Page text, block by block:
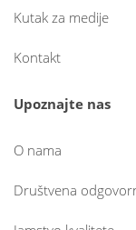
Kutak za medije
Kontakt
Upoznajte nas
O nama
Društvena